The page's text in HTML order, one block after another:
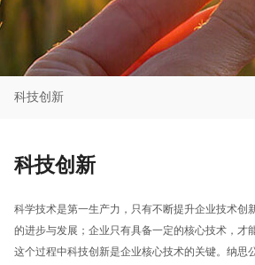
科技创新
科技创新
科学技术是第一生产力，只有不断提升企业技术创
的进步与发展；企业只有具备一定的核心技术，才
这个过程中科技创新是企业核心技术的关键。纳思